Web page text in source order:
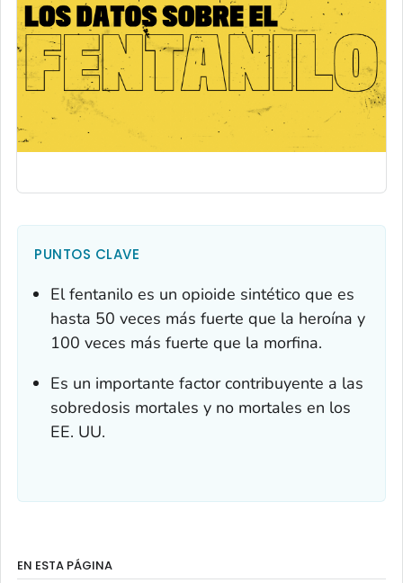
PUNTOS CLAVE
El fentanilo es un opioide sintético que es
hasta 50 veces más fuerte que la heroína y
100 veces más fuerte que la morfina.
Es un importante factor contribuyente a las
sobredosis mortales y no mortales en los
EE. UU.
EN ESTA PÁGINA